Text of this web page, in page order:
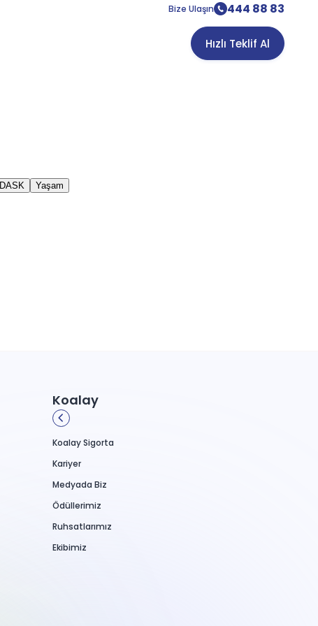
Bize Ulaşın 444 88 83
Hızlı Teklif Al
DASK Yaşam
Koalay
Koalay Sigorta
Kariyer
Medyada Biz
Ödüllerimiz
Ruhsatlarımız
Ekibimiz